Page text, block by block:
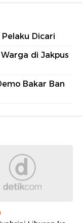
Dicari
di Jakpus
Bakar Ban